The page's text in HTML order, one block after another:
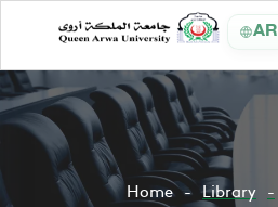
AR
Home Library